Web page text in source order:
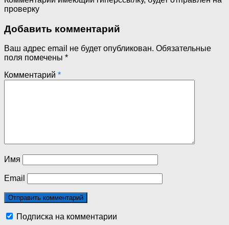
проверку
Добавить комментарий
Ваш адрес email не будет опубликован. Обязательные
поля помечены *
Комментарий *
Имя
Email
Подписка на комментарии